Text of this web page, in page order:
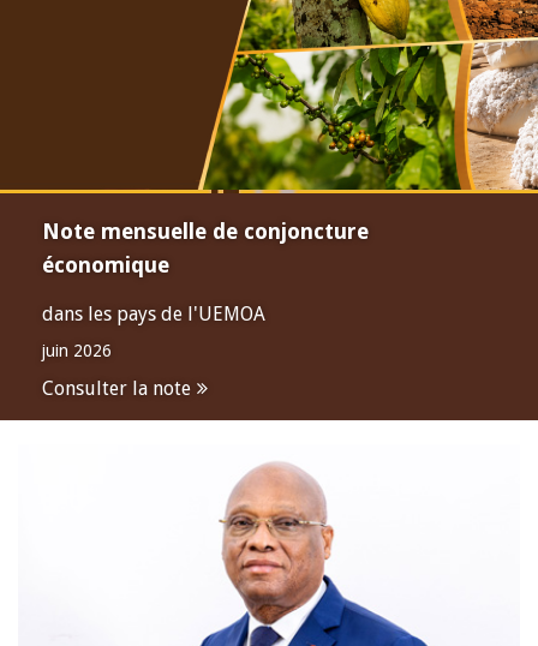
Note mensuelle de conjoncture
économique
dans les pays de l'UEMOA
juin 2026
Consulter la note